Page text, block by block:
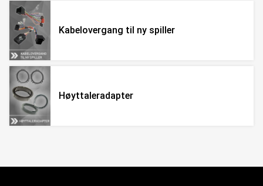
Kabelovergang til ny spiller
Høyttaleradapter